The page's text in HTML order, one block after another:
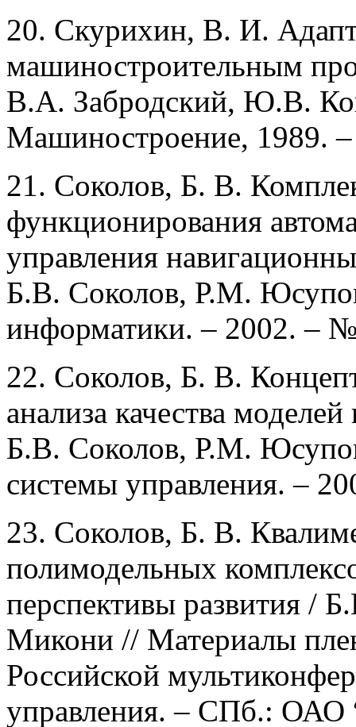
20. Скурихин, В. И.
машиностроительным
В.А. Забродский, Ю.В.
Машиностроение, 1989.
21. Соколов, Б. В.
функционирования
управления
Б.В. Соколов, Р.М.
информатики. – 2002. –
22. Соколов, Б. В.
анализа качества
Б.В. Соколов, Р.М.
системы управления. –
23. Соколов, Б. В.
полимодельных
перспективы развития
Микони // Материалы
Российской
управления. – СПб.: